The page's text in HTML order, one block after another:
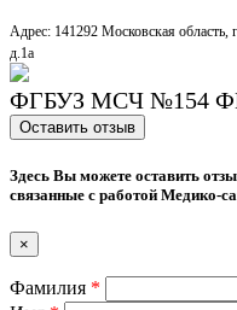
Адрес: 141292 Московская
д.1a
ФГБУЗ МСЧ №154
Оставить отзыв
Здесь Вы можете оставить
связанные с работой Медико-
×
Фамилия *